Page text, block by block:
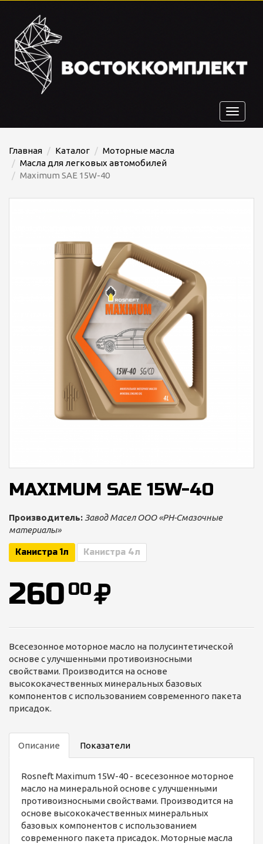
Toggle
Главная Каталог
Моторные масла
Масла для легковых автомобилей
Maximum SAE 15W-40
MAXIMUM SAE 15W-40
Производитель: Завод Масел ООО «РН-Смазочные
материалы»
Канистра 1л Канистра 4л
260 00
Всесезонное моторное масло на полусинтетической
основе с улучшенными противоизносными
свойствами. Производится на основе
высококачественных минеральных базовых
компонентов с использованием современного пакета
присадок.
Описание Показатели
Rosneft Maximum 15W-40 - всесезонное моторное
масло на минеральной основе с улучшенными
противоизносными свойствами. Производится на
основе высококачественных минеральных
базовых компонентов с использованием
современного пакета присадок. Моторные масла